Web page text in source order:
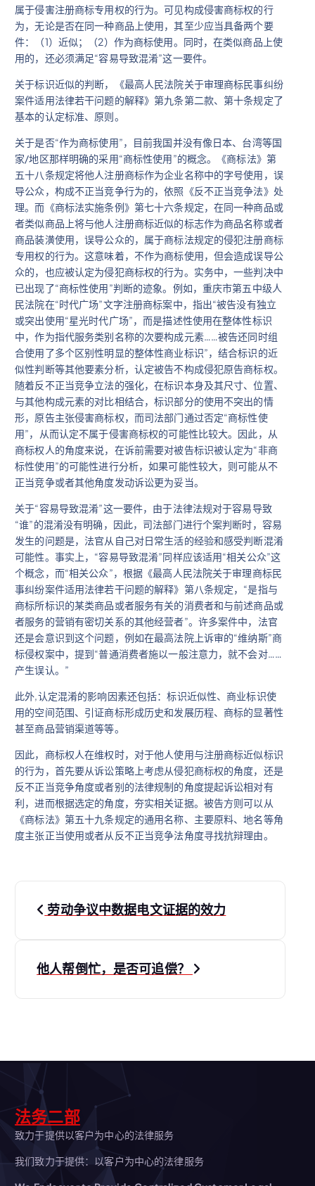
属于侵害注册商标专用权的行为。可见构成侵害商标权的行
为，无论是否在同一种商品上使用，其至少应当具备两个要
件：（1）近似；（2）作为商标使用。同时，在类似商品上使
用的，还必须满足“容易导致混淆”这一要件。
关于标识近似的判断，《最高人民法院关于审理商标民事纠纷
案件适用法律若干问题的解释》第九条第二款、第十条规定了
基本的认定标准、原则。
关于是否“作为商标使用”，目前我国并没有像日本、台湾等国
家/地区那样明确的采用“商标性使用”的概念。《商标法》第
五十八条规定将他人注册商标作为企业名称中的字号使用，误
导公众，构成不正当竞争行为的，依照《反不正当竞争法》处
理。而《商标法实施条例》第七十六条规定，在同一种商品或
者类似商品上将与他人注册商标近似的标志作为商品名称或者
商品装潢使用，误导公众的，属于商标法规定的侵犯注册商标
专用权的行为。这意味着，不作为商标使用，但会造成误导公
众的，也应被认定为侵犯商标权的行为。实务中，一些判决中
已出现了“商标性使用”判断的迹象。例如，重庆市第五中级人
民法院在“时代广场”文字注册商标案中，指出“被告没有独立
或突出使用“星光时代广场”，而是描述性使用在整体性标识
中，作为指代服务类别名称的次要构成元素……被告还同时组
合使用了多个区别性明显的整体性商业标识”，结合标识的近
似性判断等其他要素分析，认定被告不构成侵犯原告商标权。
随着反不正当竞争立法的强化，在标识本身及其尺寸、位置、
与其他构成元素的对比相结合，标识部分的使用不突出的情
形，原告主张侵害商标权，而司法部门通过否定“商标性使
用”，从而认定不属于侵害商标权的可能性比较大。因此，从
商标权人的角度来说，在诉前需要对被告标识被认定为“非商
标性使用”的可能性进行分析，如果可能性较大，则可能从不
正当竞争或者其他角度发动诉讼更为妥当。
关于“容易导致混淆”这一要件，由于法律法规对于容易导致
“谁”的混淆没有明确，因此，司法部门进行个案判断时，容易
发生的问题是，法官从自己对日常生活的经验和感受判断混淆
可能性。事实上，“容易导致混淆”同样应该适用“相关公众”这
个概念，而“相关公众”，根据《最高人民法院关于审理商标民
事纠纷案件适用法律若干问题的解释》第八条规定，“是指与
商标所标识的某类商品或者服务有关的消费者和与前述商品或
者服务的营销有密切关系的其他经营者”。许多案件中，法官
还是会意识到这个问题，例如在最高法院上诉审的“维纳斯”商
标侵权案中，提到“普通消费者施以一般注意力，就不会对……
产生误认。”
此外,认定混淆的影响因素还包括：标识近似性、商业标识使
用的空间范围、引证商标形成历史和发展历程、商标的显著性
甚至商品营销渠道等等。
因此，商标权人在维权时，对于他人使用与注册商标近似标识
的行为，首先要从诉讼策略上考虑从侵犯商标权的角度，还是
反不正当竞争角度或者别的法律规制的角度提起诉讼相对有
利，进而根据选定的角度，夯实相关证据。被告方则可以从
《商标法》第五十九条规定的通用名称、主要原料、地名等角
度主张正当使用或者从反不正当竞争法角度寻找抗辩理由。
文
导
劳动争议中数据电文证据的效力
他人帮倒忙，是否可追偿？
法务二部
致力于提供以客户为中心的法律服务
我们致力于提供：以客户为中心的法律服务